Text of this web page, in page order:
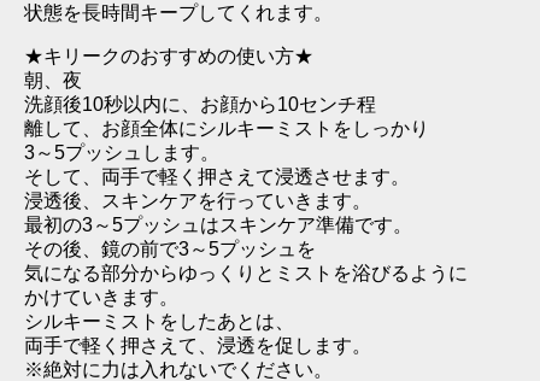
状態を長時間キープしてくれます。
★キリークのおすすめの使い方★
朝、夜
洗顔後10秒以内に、お顔から10センチ程
離して、お顔全体にシルキーミストをしっかり
3～5プッシュします。
そして、両手で軽く押さえて浸透させます。
浸透後、スキンケアを行っていきます。
最初の3～5プッシュはスキンケア準備です。
その後、鏡の前で3～5プッシュを
気になる部分からゆっくりとミストを浴びるように
かけていきます。
シルキーミストをしたあとは、
両手で軽く押さえて、浸透を促します。
※絶対に力は入れないでください。